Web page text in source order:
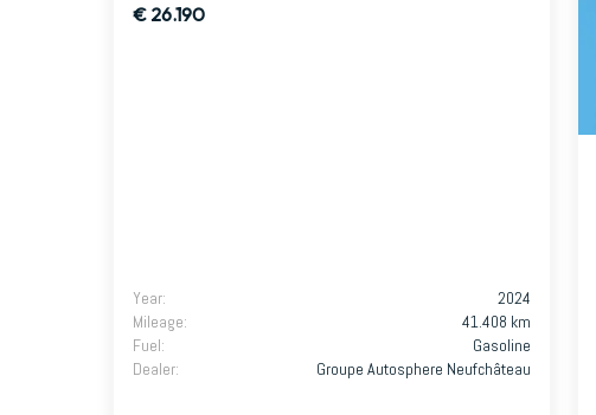
€ 26.190
Year:
2024
Mileage:
41.408 km
Fuel:
Gasoline
Dealer: Groupe Autosphere Neufchâteau